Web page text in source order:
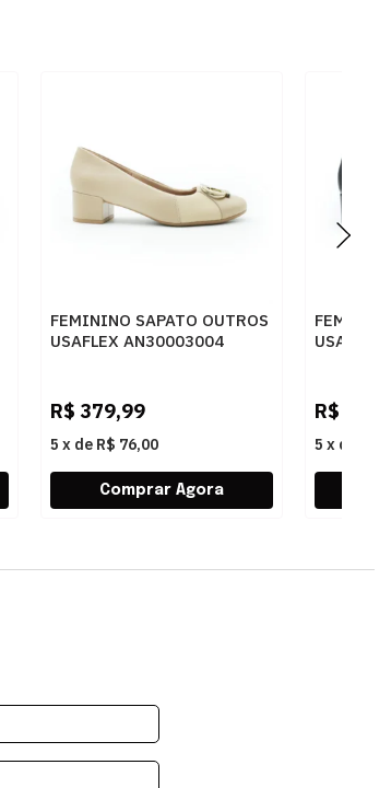
FEMININO SAPATO OUTROS
USAFLEX AN30003004
R$ 379,99
5 x de R$ 76,00
R$
5 x de